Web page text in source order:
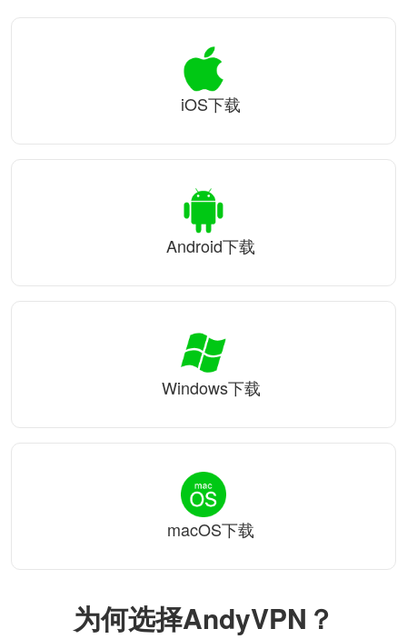
为何选择AndyVPN？
iOS下载
Android下载
Windows下载
macOS下载